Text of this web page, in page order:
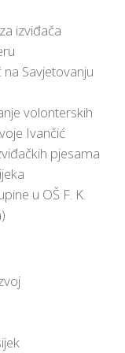
izviđača
Savjetovanju
volonterskih
Ivančić
pjesama
u OŠ F. K.